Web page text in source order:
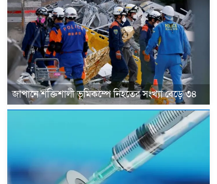
জাপানে শক্তিশালী ভূমিকম্পে নিহতের সংখ্যা বেড়ে ৩৪